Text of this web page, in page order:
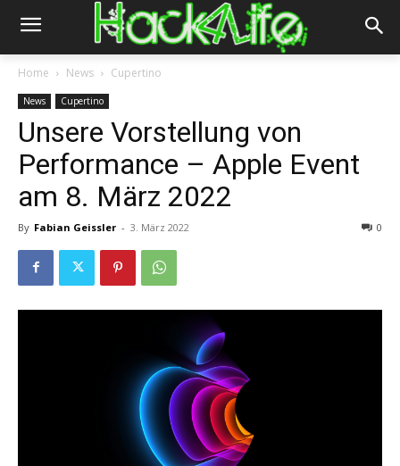
Home News Cupertino
News Cupertino
Unsere Vorstellung von
Performance – Apple Event
am 8. März 2022
By Fabian Geissler - 3. März 2022 0